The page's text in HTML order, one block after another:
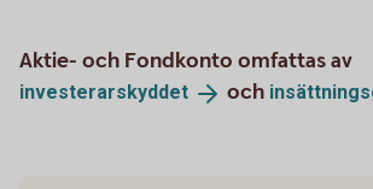
Aktie- och Fondkonto omfattas av
investerarskyddet och